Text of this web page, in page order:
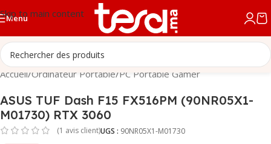
Skip to main content
Menu
Accueil/Ordinateur Portable/PC Portable Gamer
ASUS TUF Dash F15 FX516PM (90NR05X1-
M01730) RTX 3060
(1 avis client)UGS : 90NR05X1-M01730